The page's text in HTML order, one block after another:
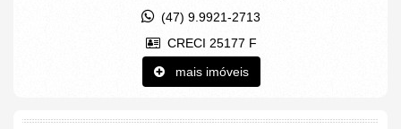
Piscina adulto
(47) 9.9921-2713
CRECI 25177 F
mais imóveis